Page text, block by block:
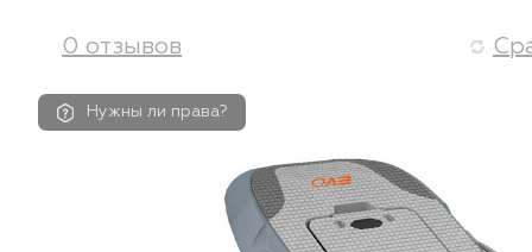
0 отзывов
Нужны ли права?